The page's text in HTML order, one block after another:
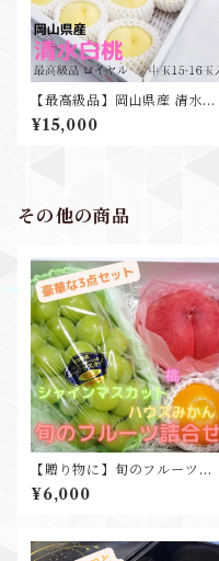
【最高級品】岡山県産 清水白
桃 ロイヤル 14-16玉 贈答用
ギフト お中元 お祝い プレゼン
¥15,000
その他の商品
【贈り物に】旬のフルーツ詰
合せ3点セット シャインマス
カット 桃 ハウスみかん
¥6,000